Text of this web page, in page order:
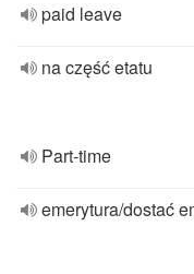
paid leave
na część etatu
Part-time
emerytura/dostać